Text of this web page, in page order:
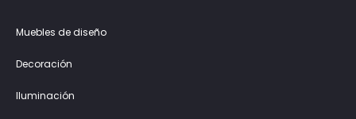
Muebles de diseño
Decoración
Iluminación